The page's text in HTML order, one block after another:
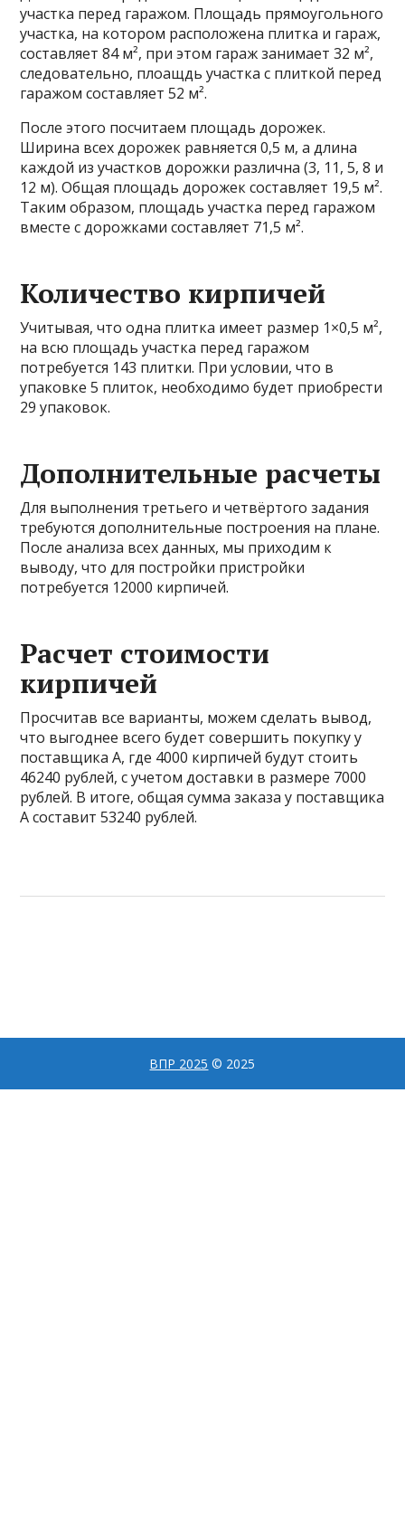
участка перед гаражом. Площадь прямоугольного
участка, на котором расположена плитка и гараж,
составляет 84 м², при этом гараж занимает 32 м²,
следовательно, плоащдь участка с плиткой перед
гаражом составляет 52 м².
После этого посчитаем площадь дорожек.
Ширина всех дорожек равняется 0,5 м, а длина
каждой из участков дорожки различна (3, 11, 5, 8 и
12 м). Общая площадь дорожек составляет 19,5 м².
Таким образом, площадь участка перед гаражом
вместе с дорожками составляет 71,5 м².
Количество кирпичей
Учитывая, что одна плитка имеет размер 1×0,5 м²,
на всю площадь участка перед гаражом
потребуется 143 плитки. При условии, что в
упаковке 5 плиток, необходимо будет приобрести
29 упаковок.
Дополнительные расчеты
Для выполнения третьего и четвёртого задания
требуются дополнительные построения на плане.
После анализа всех данных, мы приходим к
выводу, что для постройки пристройки
потребуется 12000 кирпичей.
Расчет стоимости
кирпичей
Просчитав все варианты, можем сделать вывод,
что выгоднее всего будет совершить покупку у
поставщика А, где 4000 кирпичей будут стоить
46240 рублей, с учетом доставки в размере 7000
рублей. В итоге, общая сумма заказа у поставщика
А составит 53240 рублей.
ВПР 2025 © 2025